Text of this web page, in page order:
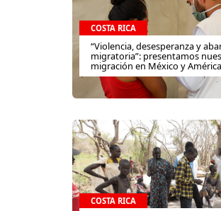
COSTA RICA
“Violencia, desesperanza y
migratoria”: presentamos
migración en México y
COSTA RICA